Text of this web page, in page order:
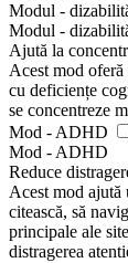
Modul -
Modul -
Ajută la
Acest mod
cu deficiențe
se concentreze
Mod - ADHD
Mod - ADHD
Reduce
Acest mod
citească, să
principale ale
distragerea